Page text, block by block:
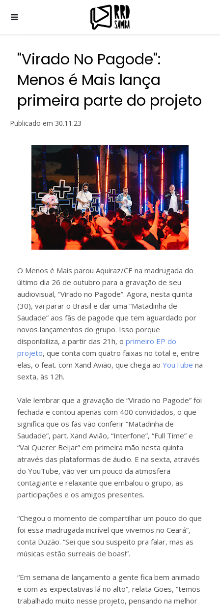
"Virado No Pagode":
Menos é Mais lança
primeira parte do projeto
Publicado em 30.11.23
O Menos é Mais parou Aquiraz/CE na madrugada do
último dia 26 de outubro para a gravação de seu
audiovisual, “Virado no Pagode”. Agora, nesta quinta
(30), vai parar o Brasil e dar uma “Matadinha de
Saudade” aos fãs de pagode que tem aguardado por
novos lançamentos do grupo. Isso porque
disponibiliza, a partir das 21h, o primeiro EP do
projeto, que conta com quatro faixas no total e, entre
elas, o feat. com Xand Avião, que chega ao YouTube na
sexta, às 12h.
Vale lembrar que a gravação de “Virado no Pagode” foi
fechada e contou apenas com 400 convidados, o que
significa que os fãs vão conferir “Matadinha de
Saudade”, part. Xand Avião, “Interfone”, “Full Time” e
“Vai Querer Beijar” em primeira mão nesta quinta
através das plataformas de áudio. E na sexta, através
do YouTube, vão ver um pouco da atmosfera
contagiante e relaxante que embalou o grupo, as
participações e os amigos presentes.
“Chegou o momento de compartilhar um pouco do que
foi essa madrugada incrível que vivemos no Ceará”,
conta Duzão. “Sei que sou suspeito pra falar, mas as
músicas estão surreais de boas!”.
“Em semana de lançamento a gente fica bem animado
e com as expectativas lá no alto”, relata Goes, “temos
trabalhado muito nesse projeto, pensando na melhor